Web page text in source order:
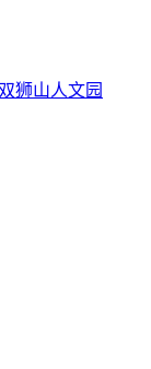
狮山人文园